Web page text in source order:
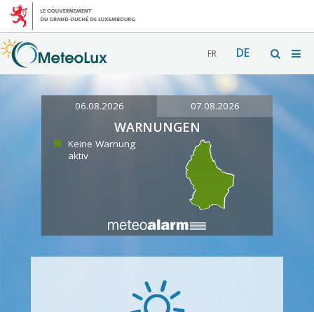
FR DE
06.08.2026 07.08.2026
WARNUNGEN
Keine Warnung
aktiv